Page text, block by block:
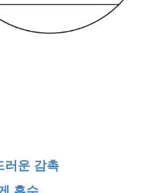
러운 감촉